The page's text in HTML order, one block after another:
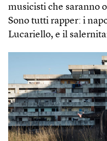
musicisti che saranno
Sono tutti rapper: i
Lucariello, e il